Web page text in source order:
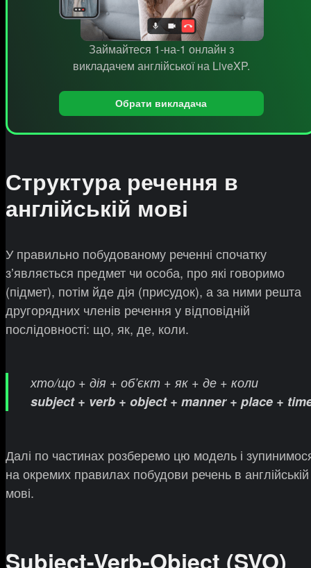
Займайтеся 1-на-1 онлайн з
викладачем англійської на LiveXP.
Обрати викладача
Структура речення в
англійській мові
У правильно побудованому реченні спочатку
зʼявляється предмет чи особа, про які говоримо
(підмет), потім йде дія (присудок), а за ними решта
другорядних членів речення у відповідній
послідовності: що, як, де, коли.
хто/що + дія + об’єкт + як + де + коли
subject + verb + object + manner + place +
Далі по частинах розберемо цю модель і
на окремих правилах побудови речень в англійській
мові.
Subject-Verb-Object (SVO)